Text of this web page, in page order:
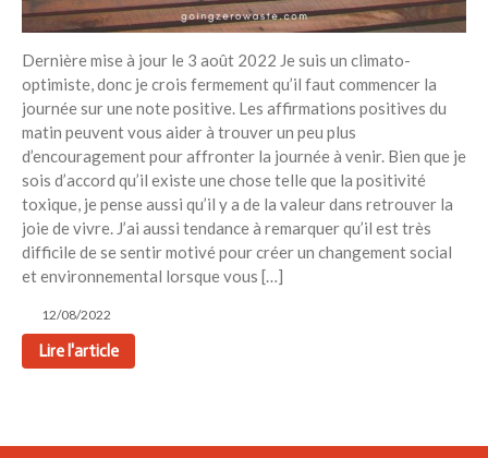
Dernière mise à jour le 3 août 2022 Je suis un climato-
optimiste, donc je crois fermement qu’il faut commencer la
journée sur une note positive. Les affirmations positives du
matin peuvent vous aider à trouver un peu plus
d’encouragement pour affronter la journée à venir. Bien que je
sois d’accord qu’il existe une chose telle que la positivité
toxique, je pense aussi qu’il y a de la valeur dans retrouver la
joie de vivre. J’ai aussi tendance à remarquer qu’il est très
difficile de se sentir motivé pour créer un changement social
et environnemental lorsque vous […]
12/08/2022
Lire l'article